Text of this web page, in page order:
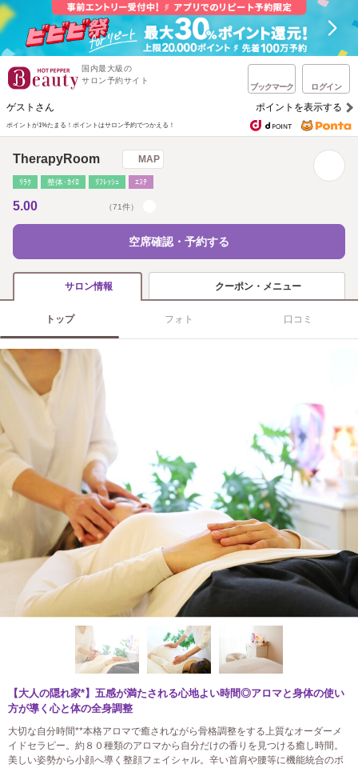
国内最大級の
サロン予約サイト
ブックマーク ログイン
ゲストさん ポイントを表示する
ポイントが1%たまる！ ポイントはサロン予約でつかえる！
TherapyRoom MAP
ﾘﾗｸ 整体･ｶｲﾛ ﾘﾌﾚｯｼｭ ｴｽﾃ
5.00 （71件）
空席確認・予約する
サロン情報 クーポン・メニュー
トップ フォト 口コミ
【大人の隠れ家*】五感が満たされる心地よい時間◎アロマと身体の使い
方が導く心と体の全身調整
大切な自分時間**本格アロマで癒されながら骨格調整をする上質なオーダーメ
イドセラピー。約８０種類のアロマから自分だけの香りを見つける癒し時間。
美しい姿勢から小顔へ導く整顔フェイシャル。辛い首肩や腰等に機能統合のボ